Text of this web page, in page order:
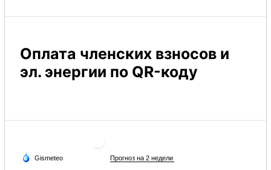
Оплата членских взносов и
эл. энергии по QR-коду